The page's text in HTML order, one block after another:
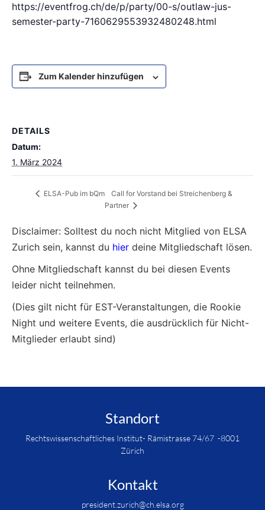
https://eventfrog.ch/de/p/party/00-s/outlaw-jus-
semester-party-7160629553932480248.html
Zum Kalender hinzufügen
DETAILS
Datum:
1. März 2024
ELSA-Pub im bQm
Call for Vorstand bei Streichenberg &
Partner
Disclaimer: Solltest du noch nicht Mitglied von ELSA
Zurich sein, kannst du hier deine Mitgliedschaft lösen.
Ohne Mitgliedschaft kannst du bei diesen Events
leider nicht teilnehmen.
(Dies gilt nicht für EST-Veranstaltungen, die Rookie
Night und weitere Events, die ausdrücklich für Nicht-
Mitglieder erlaubt sind)
Standort
Rechtswissenschaftliches Institut- Rämistrasse 74/67 -8001
Zürich
Kontakt
president.zurich@ch.elsa.org